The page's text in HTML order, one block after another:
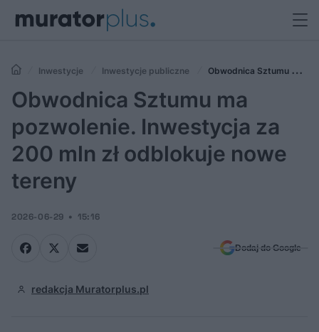
Inwestycje Inwestycje publiczne
Obwodnica Sztumu ma
pozwolenie. Inwestycja za 200 mln zł odblokuje nowe tereny
Obwodnica Sztumu ma
pozwolenie. Inwestycja za
200 mln zł odblokuje nowe
tereny
2026-06-29 15:16
Dodaj do Google
redakcja Muratorplus.pl